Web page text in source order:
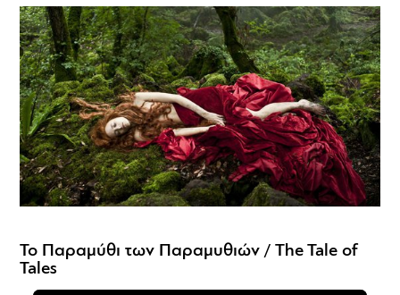
Το Παραμύθι των Παραμυθιών / The Tale of
Tales